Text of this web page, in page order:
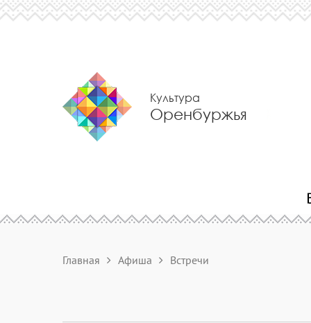
Культура
Оренбуржья
Главная Афиша Встречи